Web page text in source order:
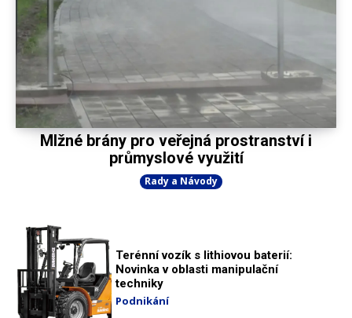
Mlžné brány pro veřejná prostranství i
průmyslové využití
Rady a Návody
Terénní vozík s lithiovou baterií:
Novinka v oblasti manipulační
techniky
Podnikání